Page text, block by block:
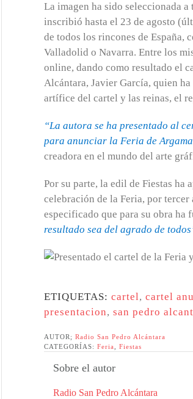
La imagen ha sido seleccionada
inscribió hasta el 23 de agosto
de todos los rincones de España,
Valladolid o Navarra. Entre los
online, dando como resultado el
Alcántara, Javier García, quien
artífice del cartel y las reinas, el
“La autora se ha presentado al
para anunciar la Feria de
creadora en el mundo del arte
Por su parte, la edil de Fiestas ha
celebración de la Feria, por
especificado que para su obra
resultado sea del agrado de
ETIQUETAS: cartel, cartel
presentacion, san pedro
AUTOR; Radio San Pedro Alcántara
CATEGORÍAS: Feria Fiestas
Sobre el autor
Radio San Pedro Alcántara